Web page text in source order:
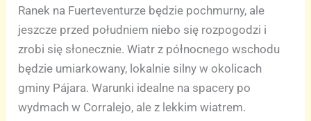
Ranek na Fuerteventurze będzie pochmurny, ale
jeszcze przed południem niebo się rozpogodzi i
zrobi się słonecznie. Wiatr z północnego wschodu
będzie umiarkowany, lokalnie silny w okolicach
gminy Pájara. Warunki idealne na spacery po
wydmach w Corralejo, ale z lekkim wiatrem.